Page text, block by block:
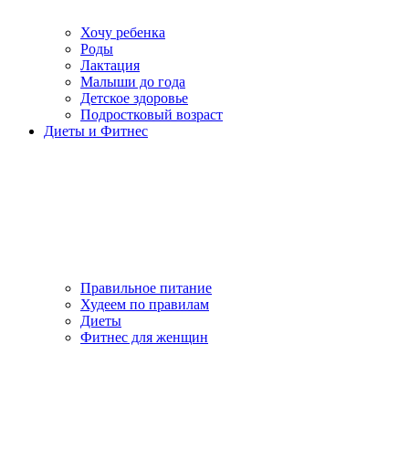
Хочу ребенка
Роды
Лактация
Малыши до года
Детское здоровье
Подростковый возраст
Диеты и Фитнес
Правильное питание
Худеем по правилам
Диеты
Фитнес для женщин